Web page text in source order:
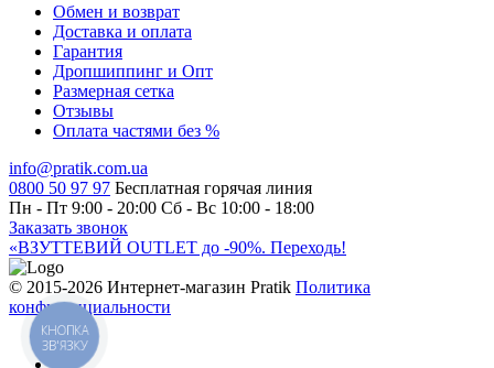
Обмен и возврат
Доставка и оплата
Гарантия
Дропшиппинг и Опт
Размерная сетка
Отзывы
Оплата частями без %
info@pratik.com.ua
0800 50 97 97 Бесплатная горячая линия
Пн - Пт 9:00 - 20:00 Сб - Вс 10:00 - 18:00
Заказать звонок
«ВЗУТТЕВИЙ OUTLET до -90%. Переходь!
© 2015-2026 Интернет-магазин Pratik Политика
конфиденциальности
КНОПКА
ЗВ'ЯЗКУ